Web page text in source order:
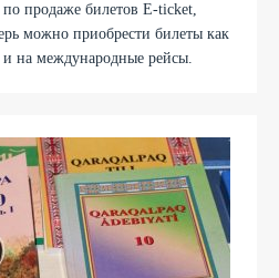
по продаже билетов E-ticket,
можно приобрести билеты как
и на международные рейсы.